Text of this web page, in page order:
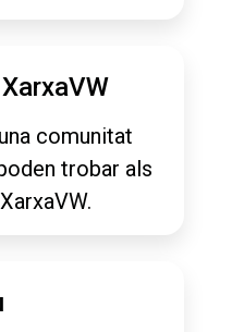
comunitat
trobar als